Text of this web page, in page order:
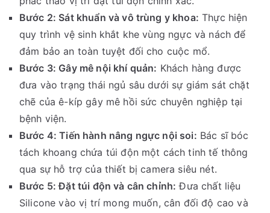
Bước 2: Sát khuẩn và vô trùng y khoa: Thực hiện
quy trình vệ sinh khắt khe vùng ngực và nách để
đảm bảo an toàn tuyệt đối cho cuộc mổ.
Bước 3: Gây mê nội khí quản: Khách hàng được
đưa vào trạng thái ngủ sâu dưới sự giám sát chặt
chẽ của ê-kíp gây mê hồi sức chuyên nghiệp tại
bệnh viện.
Bước 4: Tiến hành nâng ngực nội soi: Bác sĩ bóc
tách khoang chứa túi độn một cách tinh tế thông
qua sự hỗ trợ của thiết bị camera siêu nét.
Bước 5: Đặt túi độn và cân chỉnh: Đưa chất liệu
Silicone vào vị trí mong muốn, cân đối độ cao và